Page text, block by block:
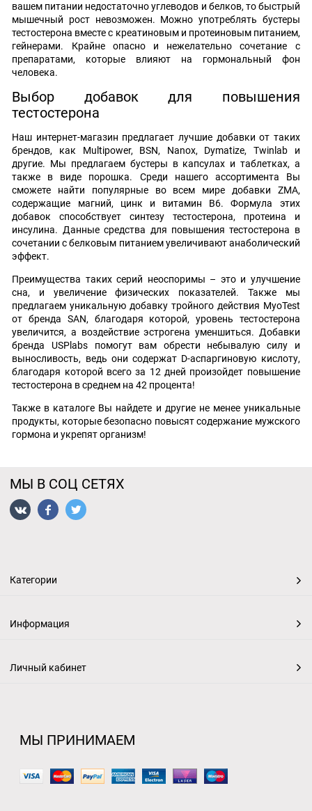
вашем питании недостаточно углеводов и белков, то быстрый
мышечный рост невозможен. Можно употреблять бустеры
тестостерона вместе с креатиновым и протеиновым питанием,
гейнерами. Крайне опасно и нежелательно сочетание с
препаратами, которые влияют на гормональный фон
человека.
Выбор добавок для повышения
тестостерона
Наш интернет-магазин предлагает лучшие добавки от таких
брендов, как Multipower, BSN, Nanox, Dymatize, Twinlab и
другие. Мы предлагаем бустеры в капсулах и таблетках, а
также в виде порошка. Среди нашего ассортимента Вы
сможете найти популярные во всем мире добавки ZMA,
содержащие магний, цинк и витамин В6. Формула этих
добавок способствует синтезу тестостерона, протеина и
инсулина. Данные средства для повышения тестостерона в
сочетании с белковым питанием увеличивают анаболический
эффект.
Преимущества таких серий неоспоримы – это и улучшение
сна, и увеличение физических показателей. Также мы
предлагаем уникальную добавку тройного действия MyoTest
от бренда SAN, благодаря которой, уровень тестостерона
увеличится, а воздействие эстрогена уменшиться. Добавки
бренда USPlabs помогут вам обрести небывалую силу и
выносливость, ведь они содержат D-аспаргиновую кислоту,
благодаря которой всего за 12 дней произойдет повышение
тестостерона в среднем на 42 процента!
Также в каталоге Вы найдете и другие не менее уникальные
продукты, которые безопасно повысят содержание мужского
гормона и укрепят организм!
МЫ В СОЦ СЕТЯХ
Категории
Информация
Личный кабинет
МЫ ПРИНИМАЕМ